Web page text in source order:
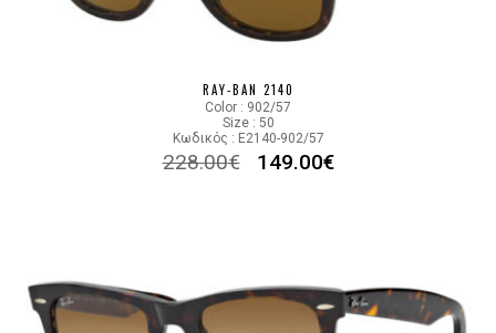
RAY-BAN 2140
Color : 902/57
Size : 50
Κωδικός : E2140-902/57
228.00€ 149.00€